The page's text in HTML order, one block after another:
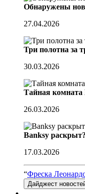
Обнаружены
27.04.2026
Три полотна за
30.03.2026
Тайная комната
26.03.2026
Banksy
17.03.2026
“Фреска
Дайджест